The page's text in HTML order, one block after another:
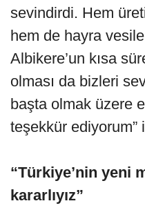
sevindirdi. Hem
hem de hayra
Albikere’un kısa
olması da bizleri
başta olmak üzere
teşekkür ediyorum”
“Türkiye’nin yeni
kararlıyız”